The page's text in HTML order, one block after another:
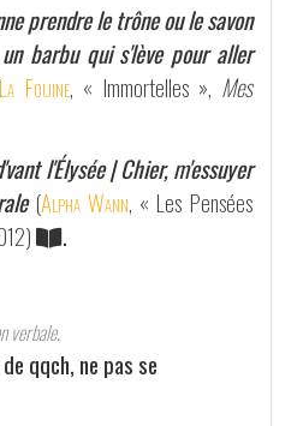
prendre le trône ou le savon
barbu qui s'lève pour aller
La Fouine, « Immortelles », Mes
l'Élysée | Chier, m'essuyer
(Alpha Wann, « Les Pensées
.
verbale.
qqch, ne pas se